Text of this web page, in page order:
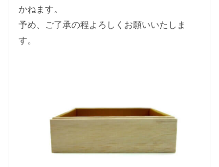
かねます。
予め、ご了承の程よろしくお願いいたしま
す。